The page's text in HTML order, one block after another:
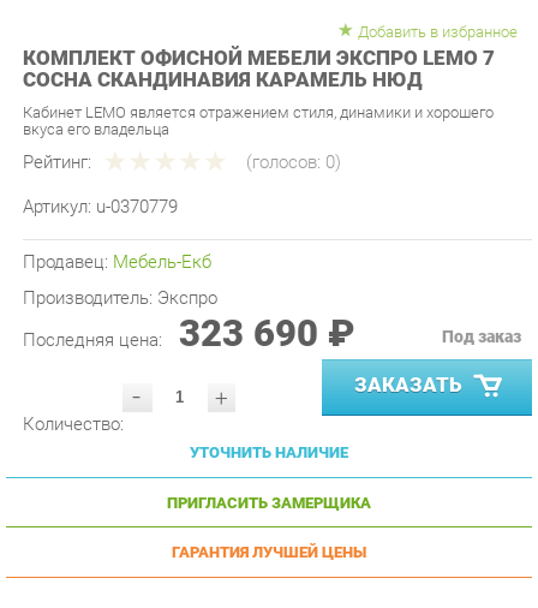
КОМПЛЕКТ ОФИСНОЙ МЕБЕЛИ ЭКСПРО LEMO 7
СОСНА СКАНДИНАВИЯ КАРАМЕЛЬ НЮД
Кабинет LEMO является отражением стиля, динамики и хорошего
Рейтинг:
Артикул: u-0370779
Производитель:Экспро
Последняя цена: 323 690 ₽
- ЗАКАЗАТЬ
УТОЧНИТЬ НАЛИЧИЕ
ПРИГЛАСИТЬ ЗАМЕРЩИКА
ГАРАНТИЯ ЛУЧШЕЙ ЦЕНЫ
Доставкапог. Екатеринбурги до ТК -бесплатна.